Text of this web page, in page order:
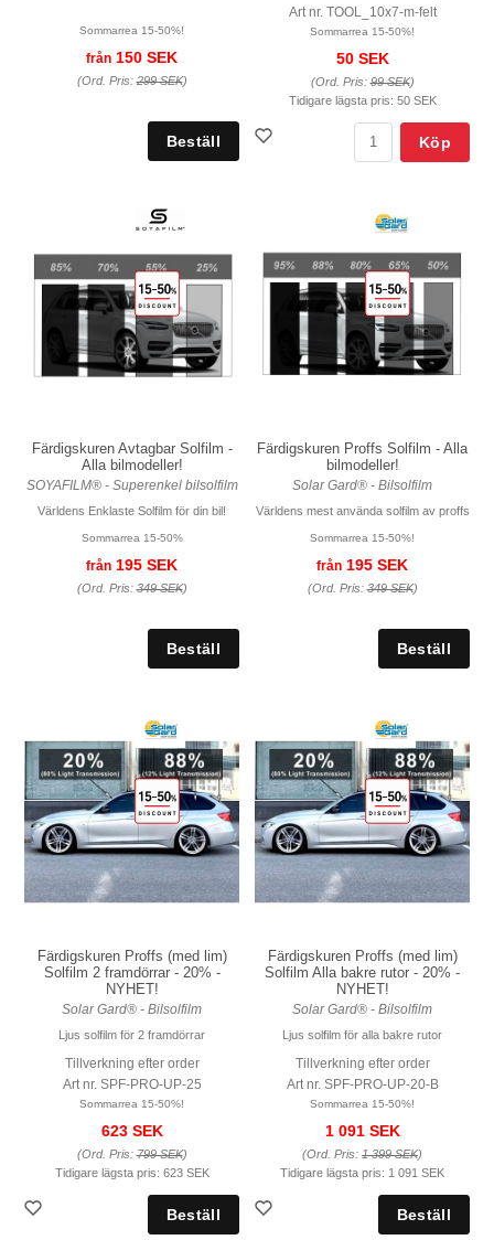
Sommarrea 15-50%!
från 150 SEK
(Ord. Pris:299 SEK)
Art nr. TOOL_10x7-m-felt
Sommarrea 15-50%!
50 SEK
(Ord. Pris:99 SEK)
Tidigare lägsta pris: 50 SEK
Köp
Färdigskuren Avtagbar Solfilm -
Alla bilmodeller!
SOYAFILM® - Superenkel bilsolfilm
Världens Enklaste Solfilm för din bil!
Sommarrea 15-50%
från 195 SEK
(Ord. Pris:349 SEK)
Färdigskuren Proffs Solfilm - Alla
bilmodeller!
Solar Gard® - Bilsolfilm
Världens mest använda solfilm av proffs
Sommarrea 15-50%!
från 195 SEK
(Ord. Pris:349 SEK)
Färdigskuren Proffs (med lim)
Solfilm 2 framdörrar - 20% -
NYHET!
Solar Gard® - Bilsolfilm
Ljus solfilm för 2 framdörrar
Tillverkning efter order
Art nr. SPF-PRO-UP-25
Sommarrea 15-50%!
623 SEK
(Ord. Pris:799 SEK)
Tidigare lägsta pris: 623 SEK
Färdigskuren Proffs (med lim)
Solfilm Alla bakre rutor - 20% -
NYHET!
Solar Gard® - Bilsolfilm
Ljus solfilm för alla bakre rutor
Tillverkning efter order
Art nr. SPF-PRO-UP-20-B
Sommarrea 15-50%!
1 091 SEK
(Ord. Pris: 1 399 SEK)
Tidigare lägsta pris: 1 091 SEK